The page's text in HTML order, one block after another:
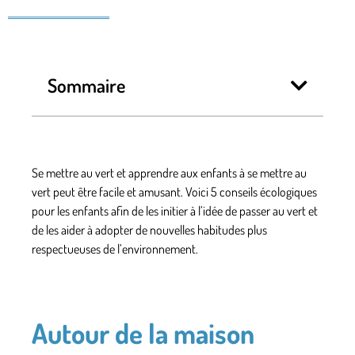
Sommaire
Se mettre au vert et apprendre aux enfants à se mettre au
vert peut être facile et amusant. Voici 5 conseils écologiques
pour les enfants afin de les initier à l’idée de passer au vert et
de les aider à adopter de nouvelles habitudes plus
respectueuses de l’environnement.
Autour de la maison